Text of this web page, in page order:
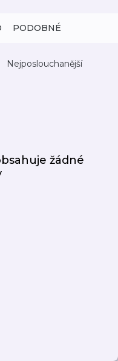
PODOBNÉ
Nejposlouchanější
žádné